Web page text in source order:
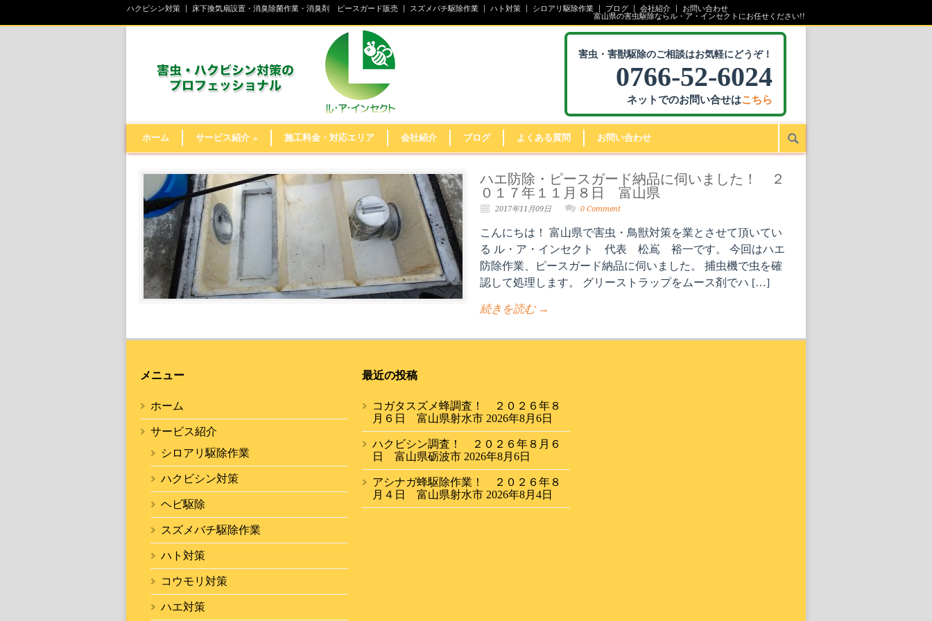
ハクビシン対策 床下換気扇設置・消臭除菌作業・消臭剤 ピースガード販売 スズメバチ駆除作業 ハト対策 シロアリ駆除作業 ブログ 会社紹介
お問い合わせ
富山県の害虫駆除ならル・ア・インセクトにお任せください!!
害虫・害獣駆除のご相談はお気軽にどうぞ！
0766-52-6024
ネットでのお問い合せはこちら
ホーム サービス紹介 » 施工料金・対応エリア 会社紹介 ブログ よくある質問 お問い合わせ
ハエ防除・ピースガード納品に伺いました！ ２
０１７年１１月８日 富山県
2017年11月09日 0 Comment
こんにちは！ 富山県で害虫・鳥獣対策を業とさせて頂いてい
る ル・ア・インセクト 代表 松嶌 裕一です。 今回はハエ
防除作業、ピースガード納品に伺いました。 捕虫機で虫を確
認して処理します。 グリーストラップをムース剤でハ […]
続きを読む →
メニュー
ホーム
サービス紹介
シロアリ駆除作業
ハクビシン対策
ヘビ駆除
スズメバチ駆除作業
ハト対策
コウモリ対策
ハエ対策
最近の投稿
コガタスズメ蜂調査！ ２０２６年８
月６日 富山県射水市 2026年8月6日
ハクビシン調査！ ２０２６年８月６
日 富山県砺波市 2026年8月6日
アシナガ蜂駆除作業！ ２０２６年８
月４日 富山県射水市 2026年8月4日